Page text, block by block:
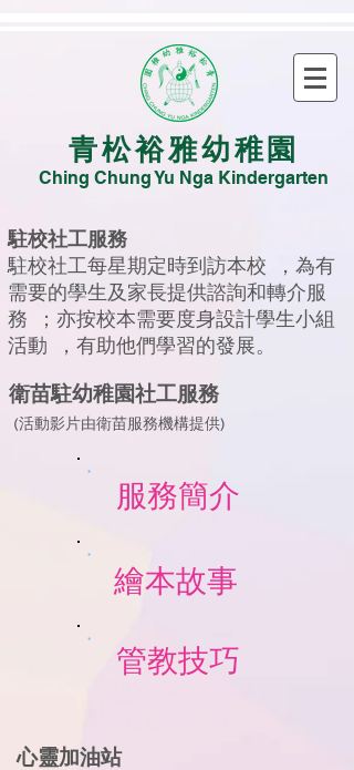
青松裕雅幼稚園
Ching Chung Yu Nga Kindergarten
駐校社工服務
駐校社工每星期定時到訪本校 ，為有
需要的學生及家長提供諮詢和轉介服
務 ；亦按校本需要度身設計學生小組
活動 ，有助他們學習的發展。
衛苗駐幼稚園社工服務
(活動影片由衛苗服務機構提供)
服務簡介
繪本故事​
管教技巧
心靈加油站